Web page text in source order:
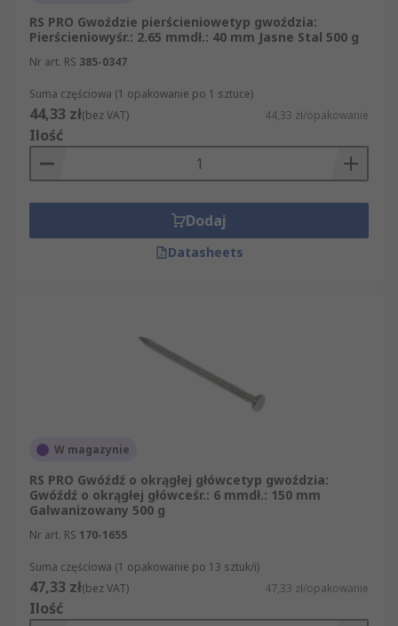
RS PRO Gwoździe pierścieniowetyp gwoździa:
Pierścieniowyśr.: 2.65 mmdł.: 40 mm Jasne Stal 500 g
Nr art. RS 385-0347
Suma częściowa (1 opakowanie po 1 sztuce)
44,33 zł(bez VAT) 44,33 zł/opakowanie
Ilość
Dodaj
Datasheets
W magazynie
RS PRO Gwóźdź o okrągłej główcetyp gwoździa:
Gwóźdź o okrągłej główceśr.: 6 mmdł.: 150 mm
Galwanizowany 500 g
Nr art. RS 170-1655
Suma częściowa (1 opakowanie po 13 sztuk/i)
47,33 zł(bez VAT) 47,33 zł/opakowanie
Ilość